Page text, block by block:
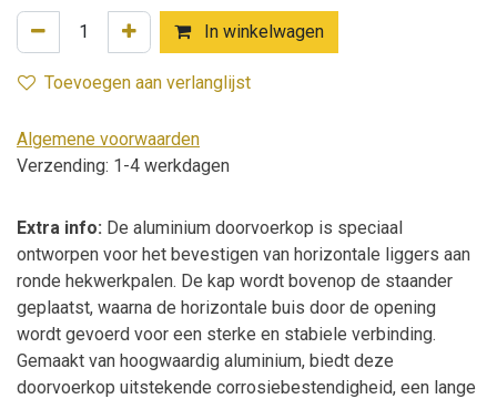
In winkelwagen
Toevoegen aan verlanglijst
Algemene voorwaarden
Verzending: 1-4 werkdagen
Extra info: De aluminium doorvoerkop is speciaal
ontworpen voor het bevestigen van horizontale liggers aan
ronde hekwerkpalen. De kap wordt bovenop de staander
geplaatst, waarna de horizontale buis door de opening
wordt gevoerd voor een sterke en stabiele verbinding.
Gemaakt van hoogwaardig aluminium, biedt deze
doorvoerkop uitstekende corrosiebestendigheid, een lange